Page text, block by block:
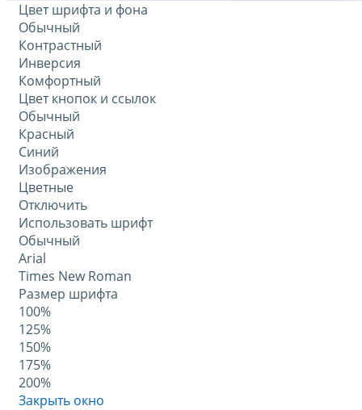
Цвет шрифта и фона
Обычный
Контрастный
Инверсия
Комфортный
Цвет кнопок и ссылок
Обычный
Красный
Синий
Изображения
Цветные
Отключить
Использовать шрифт
Обычный
Arial
Times New Roman
Размер шрифта
100%
125%
150%
175%
200%
Закрыть окно